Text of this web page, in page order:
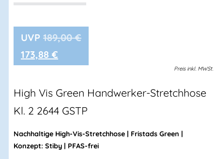
189,00€
173,88 €
Preis inkl. MWSt.
High Vis Green Handwerker-Stretchhose
Kl. 2 2644 GSTP
Nachhaltige High-Vis-Stretchhose | Fristads Green |
Konzept: Stiby | PFAS-frei